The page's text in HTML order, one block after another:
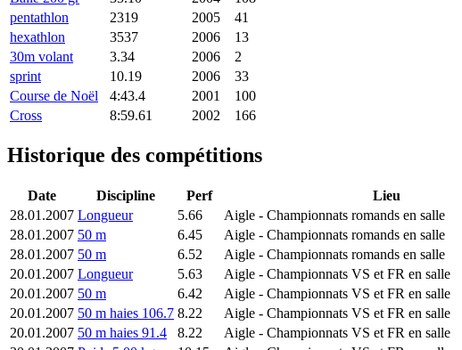
pentathlon
2319 2005
41
hexathlon
3537 2006
13
30m volant
3.34 2006
2
sprint
10.19 2006
33
Course de Noël
4:43.4 2001
100
Cross
8:59.61 2002 166
Historique des compétitions
Date Discipline Perf Lieu
28.01.2007 Longueur 5.66 Aigle - Championnats romands en salle
28.01.2007 50 m 6.45 Aigle - Championnats romands en salle
28.01.2007 50 m 6.52 Aigle - Championnats romands en salle
20.01.2007 Longueur 5.63 Aigle - Championnats VS et FR en salle
20.01.2007 50 m 6.42 Aigle - Championnats VS et FR en salle
20.01.2007 50 m haies 106.7 8.22 Aigle - Championnats VS et FR en salle
20.01.2007 50 m haies 91.4 8.22 Aigle - Championnats VS et FR en salle